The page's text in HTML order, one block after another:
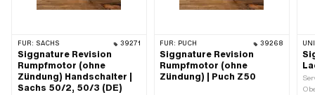
FÜR: SACHS 39271
Siggnature Revision
Rumpfmotor (ohne
Zündung) Handschalter |
Sachs 50/2, 50/3 (DE)
FÜR: PUCH 39268
Siggnature Revision
Rumpfmotor (ohne
Zündung) | Puch Z50